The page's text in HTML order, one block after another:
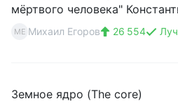
мёртвого человека"
МЕ Михаил Егоров 26 554
Земное ядро (The core)